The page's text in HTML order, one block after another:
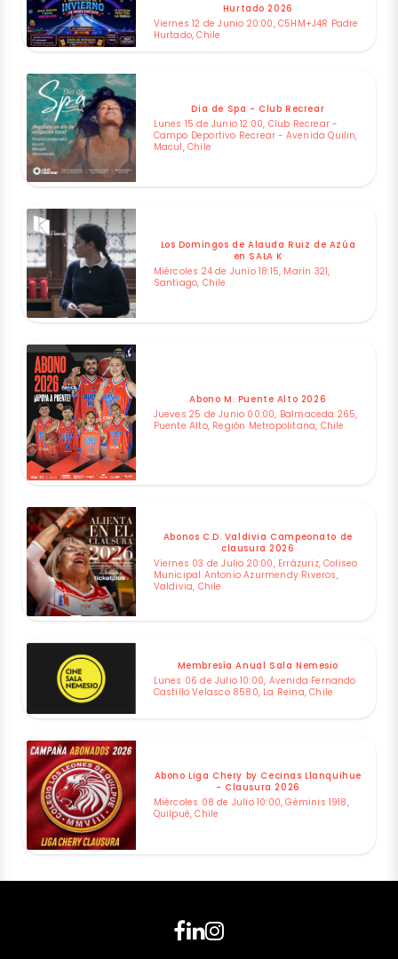
Hurtado 2026
Viernes 12 de Junio 20:00, C5HM+J4R Padre
Hurtado, Chile
Dia de Spa - Club Recrear
Lunes 15 de Junio 12:00, Club Recrear -
Campo Deportivo Recrear - Avenida Quilin,
Macul, Chile
Los Domingos de Alauda Ruiz de Azúa
en SALA K
Miércoles 24 de Junio 18:15, Marín 321,
Santiago, Chile
Abono M. Puente Alto 2026
Jueves 25 de Junio 00:00, Balmaceda 265,
Puente Alto, Región Metropolitana, Chile
Abonos C.D. Valdivia Campeonato de
clausura 2026
Viernes 03 de Julio 20:00, Errázuriz, Coliseo
Municipal Antonio Azurmendy Riveros,
Valdivia, Chile
Membresía Anual Sala Nemesio
Lunes 06 de Julio 10:00, Avenida Fernando
Castillo Velasco 8580, La Reina, Chile
Abono Liga Chery by Cecinas Llanquihue
- Clausura 2026
Miércoles 08 de Julio 10:00, Géminis 1918,
Quilpué, Chile